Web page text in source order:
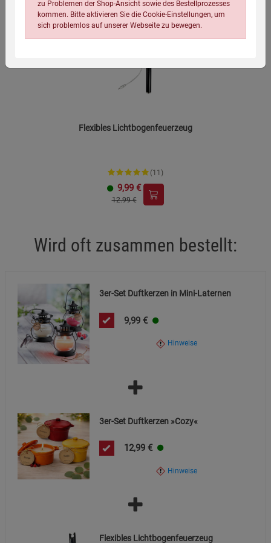
Umweltgerecht entsorgen.
-23%
Flexibles Lichtbogenfeuerzeug
(11)
9,99 €
12.99 €
Wird oft zusammen bestellt:
3er-Set Duftkerzen in Mini-Laternen
9,99 €
Hinweise
3er-Set Duftkerzen »Cozy«
12,99 €
Hinweise
Flexibles Lichtbogenfeuerzeug
zu Problemen der Shop-Ansicht sowie des Bestellprozesses
kommen. Bitte aktivieren Sie die Cookie-Einstellungen, um
sich problemlos auf unserer Webseite zu bewegen.
Einstellungen speichern für die GruppeEinstellungen speichern für die Gruppe
Einwilligung nicht erteilen
Notwendige Cookies (5)
Cookie-Informationen anzeigen
Funktionale Cookies (1)
Beschreibung Funktionale Cookies
Cookie-Informationenanzeigen
Statistik Cookies (2)
Cookie-Informationen
Marketing Cookies (3)
Beschreibung Marketing Cookies
Cookie-Informationen